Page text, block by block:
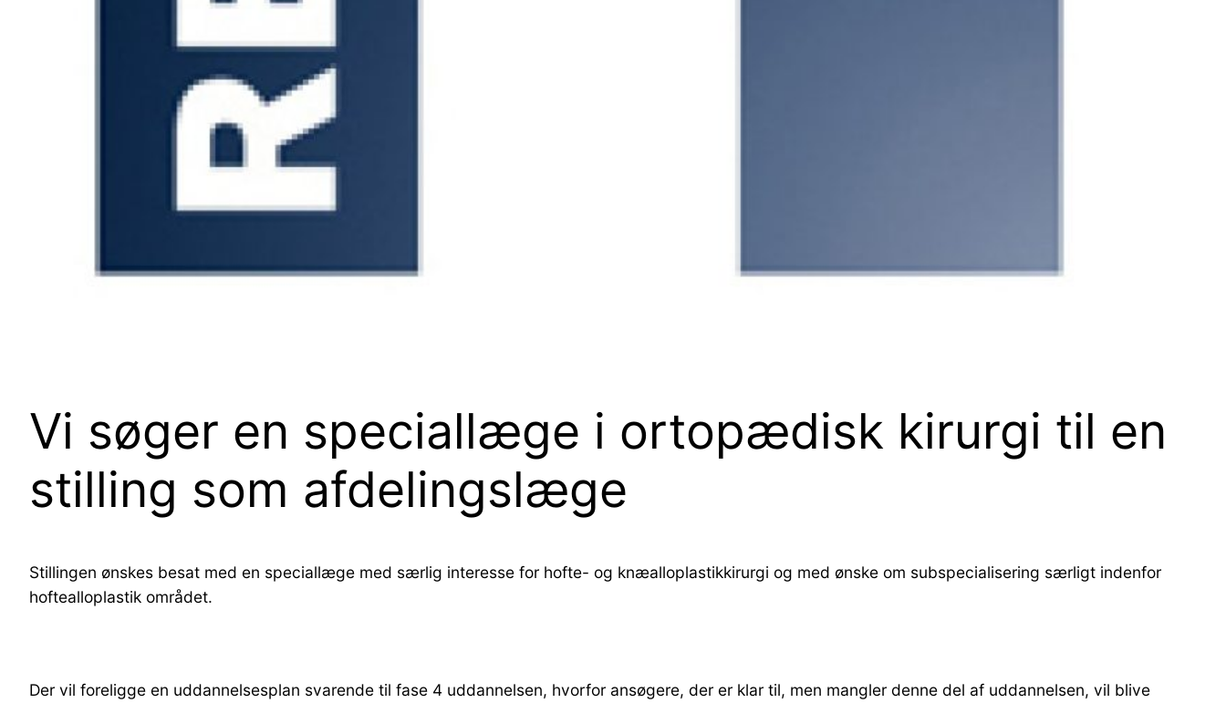
Vi søger en speciallæge i ortopædisk kirurgi til en
stilling som afdelingslæge
Stillingen ønskes besat med en speciallæge med særlig interesse for hofte- og knæalloplastikkirurgi og med ønske om subspecialisering særligt indenfor
hoftealloplastik området.
Der vil foreligge en uddannelsesplan svarende til fase 4 uddannelsen, hvorfor ansøgere, der er klar til, men mangler denne del af uddannelsen, vil blive